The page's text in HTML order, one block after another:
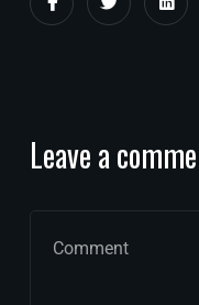
Leave a